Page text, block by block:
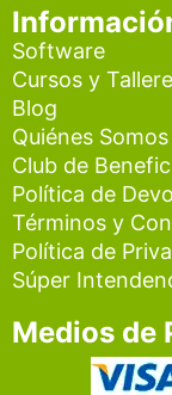
Software
Cursos y
Blog
Quiénes Somos
Club de
Política de
Términos y
Política de
Súper
Medios de